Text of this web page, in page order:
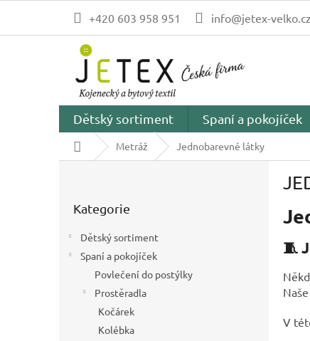
obsah
+420 603 958 951 info@jetex-velko.cz
Dětský sortiment Spaní a pokojíček
Domů Metráž Jednobarevné látky
kategorie
Kategorie
Dětský sortiment
Spaní a pokojíček
Povlečení do postýlky
Prostěradla
Kočárek
Kolébka
🧵
Naše
V